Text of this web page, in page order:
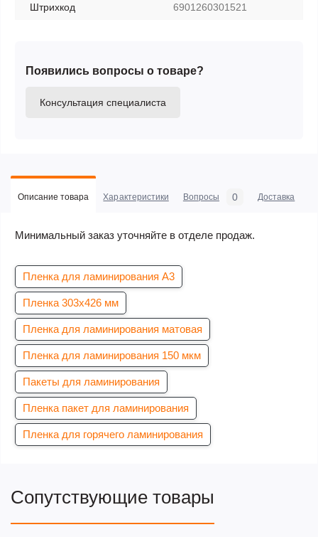
Штрихкод 6901260301521
Появились вопросы о товаре?
Консультация специалиста
Описание товара Характеристики Вопросы 0 Доставка
Минимальный заказ уточняйте в отделе продаж.
Пленка для ламинирования А3
Пленка 303х426 мм
Пленка для ламинирования матовая
Пленка для ламинирования 150 мкм
Пакеты для ламинирования
Пленка пакет для ламинирования
Пленка для горячего ламинирования
Сопутствующие товары